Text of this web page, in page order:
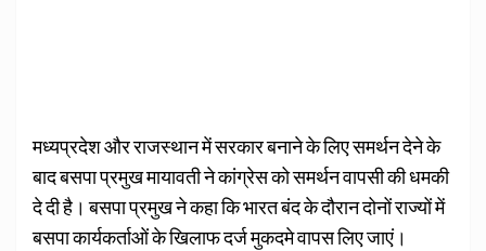
मध्यप्रदेश और राजस्थान में सरकार बनाने के लिए समर्थन देने के
बाद बसपा प्रमुख मायावती ने कांग्रेस को समर्थन वापसी की धमकी
दे दी है। बसपा प्रमुख ने कहा कि भारत बंद के दौरान दोनों राज्यों में
बसपा कार्यकर्ताओं के खिलाफ दर्ज मुकदमे वापस लिए जाएं।